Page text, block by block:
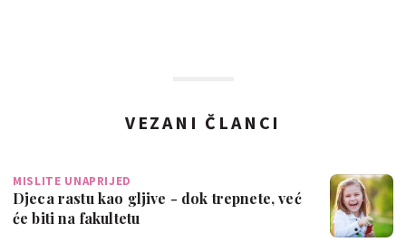
VEZANI ČLANCI
MISLITE UNAPRIJED
Djeca rastu kao gljive - dok trepnete, već
će biti na fakultetu